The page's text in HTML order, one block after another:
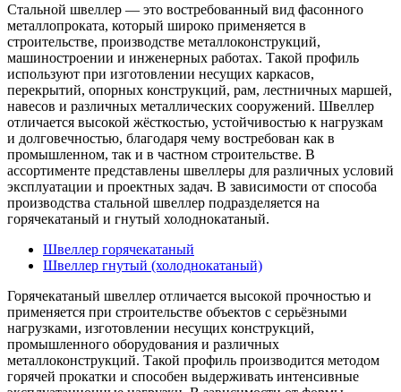
Стальной швеллер — это востребованный вид фасонного
металлопроката, который широко применяется в
строительстве, производстве металлоконструкций,
машиностроении и инженерных работах. Такой профиль
используют при изготовлении несущих каркасов,
перекрытий, опорных конструкций, рам, лестничных маршей,
навесов и различных металлических сооружений. Швеллер
отличается высокой жёсткостью, устойчивостью к нагрузкам
и долговечностью, благодаря чему востребован как в
промышленном, так и в частном строительстве. В
ассортименте представлены швеллеры для различных условий
эксплуатации и проектных задач. В зависимости от способа
производства стальной швеллер подразделяется на
горячекатаный и гнутый холоднокатаный.
Швеллер горячекатаный
Швеллер гнутый (холоднокатаный)
Горячекатаный швеллер отличается высокой прочностью и
применяется при строительстве объектов с серьёзными
нагрузками, изготовлении несущих конструкций,
промышленного оборудования и различных
металлоконструкций. Такой профиль производится методом
горячей прокатки и способен выдерживать интенсивные